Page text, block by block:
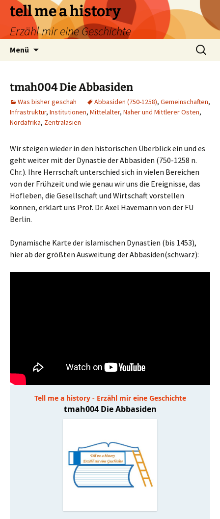
Zum
Inhalt
springen
tell me a history
Erzähl mir eine Geschichte
Menü
Suchen
nach:
tmah004 Die Abbasiden
Was bisher geschah Abbasiden (750-1258), Gemeinschaften,
Infrastruktur, Institutionen, Mittelalter, Naher und Mittlerer Osten,
Nordafrika, Zentralasien
Wir steigen wieder in den historischen Überblick ein und es
geht weiter mit der Dynastie der Abbasiden (750-1258 n.
Chr.). Ihre Herrschaft unterschied sich in vielen Bereichen
von der Frühzeit und wie genau wir uns die Ereignisse, das
Hofleben, die Gesellschaft und Wirtschaft vorstellen
können, erklärt uns Prof. Dr. Axel Havemann von der FU
Berlin.
Dynamische Karte der islamischen Dynastien (bis 1453),
hier ab der größten Ausweitung der Abbasiden(schwarz):